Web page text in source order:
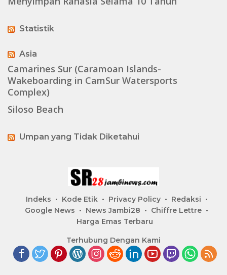
Statistik
Asia
Camarines Sur (Caramoan Islands-
Wakeboarding in CamSur Watersports
Complex)
Siloso Beach
Umpan yang Tidak Diketahui
Indeks Kode Etik Privacy Policy
Redaksi
Google News
News Jambi28
Chiffre Lettre
Harga Emas Terbaru
Terhubung Dengan Kami